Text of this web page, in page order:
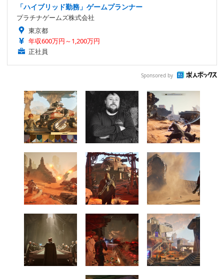
「ハイブリッド勤務」ゲームプランナー
プラチナゲームズ株式会社
東京都
年収600万円～1,200万円
正社員
Sponsored by